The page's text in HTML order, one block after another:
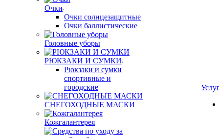
Очки
Очки солнцезащитные
Очки баллистические
Головные уборы
РЮКЗАКИ И СУМКИ
Рюкзаки и сумки
спортивные и
городские
СНЕГОХОДНЫЕ МАСКИ
Кожгалантерея